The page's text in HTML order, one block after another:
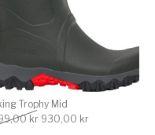
kr.
är: 930,00 kr.
Trophy Mid
kr Det ursprungliga priset
930,00 krDet